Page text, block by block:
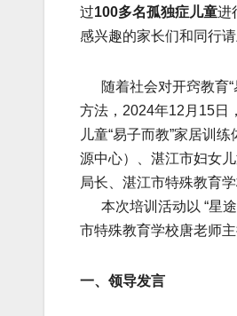
过100多名孤独症儿童进
感兴趣的家长们和同行
随着社会对开窍教育“
方法，2024年12月15日
儿童“易子而教”家居训
源中心）、湛江市妇女
局长、湛江市特殊教育
本次培训活动以 “星途
市特殊教育学校唐老师
一、领导发言